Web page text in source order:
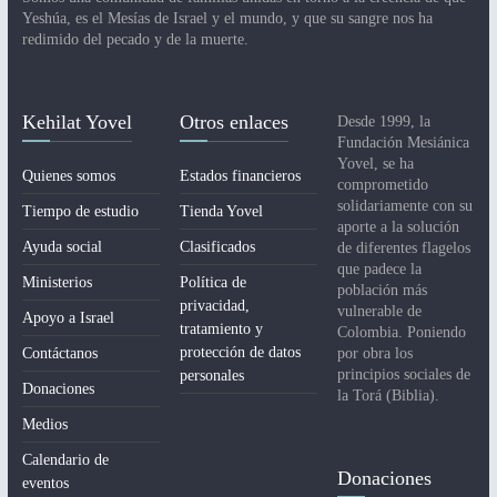
Yeshúa, es el Mesías de Israel y el mundo, y que su sangre nos ha
redimido del pecado y de la muerte.
Kehilat Yovel
Quienes somos
Tiempo de estudio
Ayuda social
Ministerios
Apoyo a Israel
Contáctanos
Donaciones
Medios
Calendario de
eventos
Otros enlaces
Estados financieros
Tienda Yovel
Clasificados
Política de
privacidad,
tratamiento y
protección de datos
personales
Desde 1999, la
Fundación Mesiánica
Yovel, se ha
comprometido
solidariamente con su
aporte a la solución
de diferentes flagelos
que padece la
población más
vulnerable de
Colombia. Poniendo
por obra los
principios sociales de
la Torá (Biblia).
Donaciones